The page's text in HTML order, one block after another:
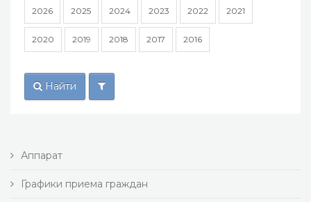
2026 2025 2024 2023 2022 2021
2020 2019 2018 2017 2016
Найти
Аппарат
Графики приема граждан